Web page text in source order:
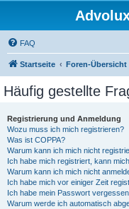
FAQ
Startseite Foren-Übersicht
Häufig gestellte
Registrierung und Anmeldung
Wozu muss ich mich registrieren?
Was ist COPPA?
Warum kann ich mich nicht
Ich habe mich registriert, kann
Warum kann ich mich nicht
Ich habe mich vor einiger Zeit
Ich habe mein Passwort
Warum werde ich automatisch